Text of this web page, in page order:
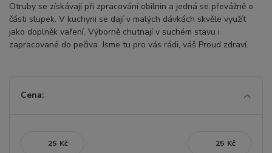
Otruby se získávají při zpracování obilnin a jedná se převážně o
části slupek. V kuchyni se dají v malých dávkách skvěle využít
jako doplněk vaření. Výborně chutnají v suchém stavu i
zapracované do pečiva. Jsme tu pro vás rádi, váš Proud zdraví.
Cena:
Kč Kč